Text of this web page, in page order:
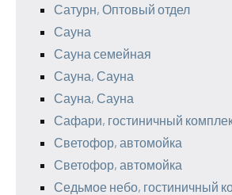
Сатурн, Оптовый отдел
Сауна
Сауна семейная
Сауна, Сауна
Сауна, Сауна
Сафари, гостиничный
Светофор, автомойка
Светофор, автомойка
Седьмое небо, гостиничный